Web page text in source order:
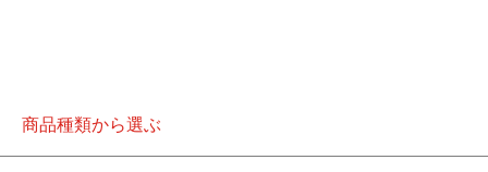
商品種類から選ぶ